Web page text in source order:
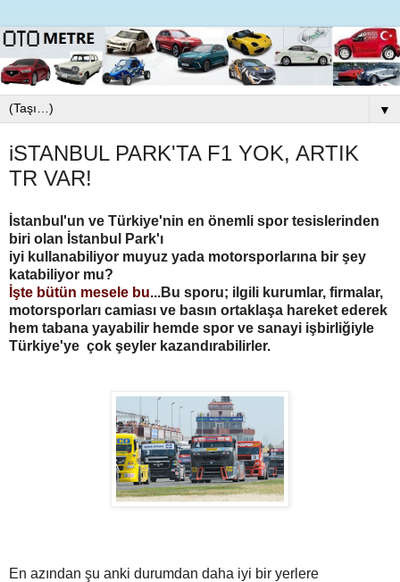
▼
iSTANBUL PARK'TA F1 YOK, ARTIK
TR VAR!
İstanbul'un ve Türkiye'nin en önemli spor tesislerinden
biri olan İstanbul Park'ı
iyi kullanabiliyor muyuz yada motorsporlarına bir şey
katabiliyor mu?
İşte bütün mesele bu...Bu sporu; ilgili kurumlar, firmalar,
motorsporları camiası ve basın ortaklaşa hareket ederek
hem tabana yayabilir hemde spor ve sanayi işbirliğiyle
Türkiye'ye çok şeyler kazandırabilirler.
En azından şu anki durumdan daha iyi bir yerlere